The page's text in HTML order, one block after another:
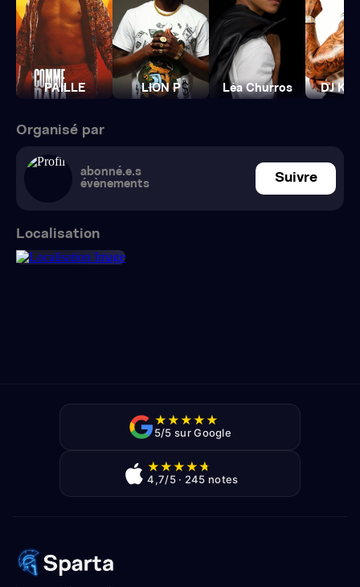
PAILLE LION P Léa Churros DJ
Organisé par
abonné.e.s
évènements
Suivre
Localisation
★★★★★
5/5 sur Google
★★★★★
4,7/5 · 245 notes